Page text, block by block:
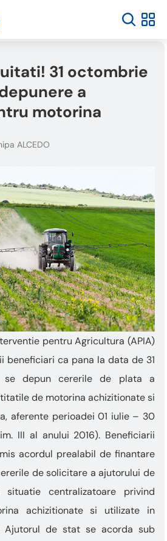
31 octombrie
a
motorina
ALCEDO
pentru Agricultura (APIA)
beneficiari ca pana la data de 31
se depun cererile de plata a
de motorina achizitionate si
aferente perioadei 01 iulie – 30
III al anului 2016). Beneficiarii
acordul prealabil de finantare
de solicitare a ajutorului de
centralizatoare privind
achizitionate si utilizate in
Ajutorul de stat se acorda sub